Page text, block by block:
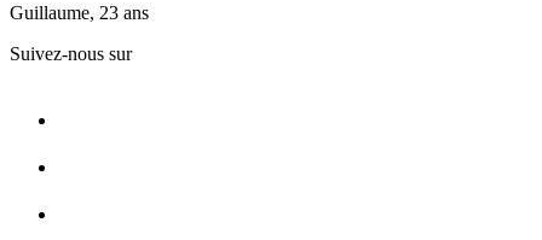
Guillaume, 23 ans
Suivez-nous sur